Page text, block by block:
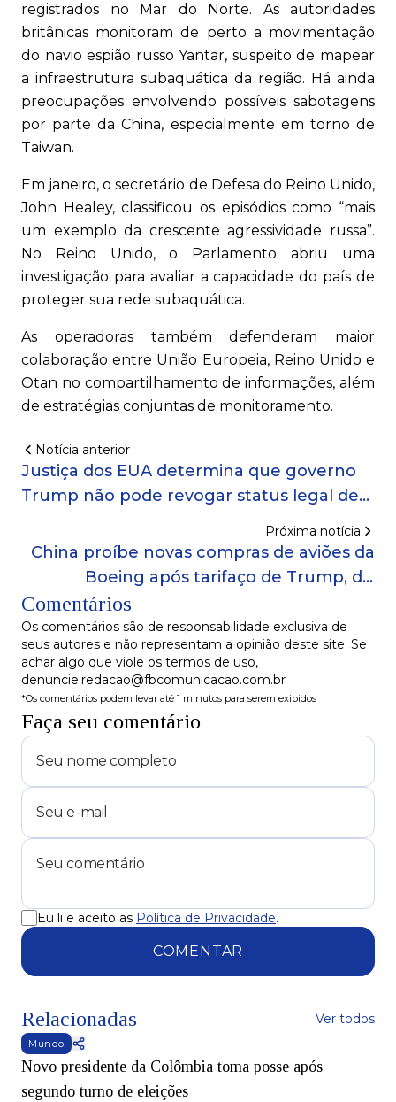
registrados no Mar do Norte. As autoridades
britânicas monitoram de perto a movimentação
do navio espião russo Yantar, suspeito de mapear
a infraestrutura subaquática da região. Há ainda
preocupações envolvendo possíveis sabotagens
por parte da China, especialmente em torno de
Taiwan.
Em janeiro, o secretário de Defesa do Reino Unido,
John Healey, classificou os episódios como “mais
um exemplo da crescente agressividade russa”.
No Reino Unido, o Parlamento abriu uma
investigação para avaliar a capacidade do país de
proteger sua rede subaquática.
As operadoras também defenderam maior
colaboração entre União Europeia, Reino Unido e
Otan no compartilhamento de informações, além
de estratégias conjuntas de monitoramento.
Notícia anterior
Justiça dos EUA determina que governo
Trump não pode revogar status legal de
Próxima notícia
China proíbe novas compras de aviões da
Boeing após tarifaço de Trump, diz
Comentários
Os comentários são de responsabilidade exclusiva de
seus autores e não representam a opinião deste site. Se
achar algo que viole os termos de uso,
denuncie:redacao@fbcomunicacao.com.br
*Os comentários podem levar até 1 minutos para serem exibidos
Faça seu comentário
Eu li e aceito as Política de Privacidade.
COMENTAR
Relacionadas Ver todos
Mundo
Novo presidente da Colômbia toma posse após
segundo turno de eleições